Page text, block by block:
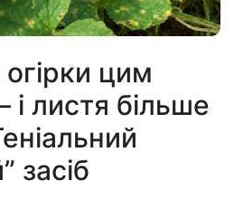
цим
листя більше
засіб